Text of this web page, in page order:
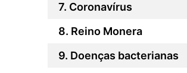
Coronavírus
Reino Monera
Doenças bacterianas